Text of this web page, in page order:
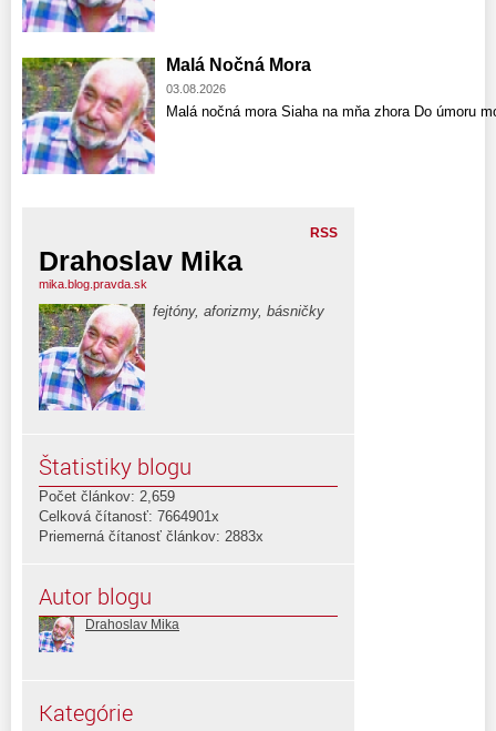
Malá Nočná Mora
03.08.2026
Malá nočná mora Siaha na mňa zhora Do úmoru
RSS
Drahoslav Mika
mika.blog.pravda.sk
fejtóny, aforizmy, básničky
Štatistiky blogu
Počet článkov: 2,659
Celková čítanosť: 7664901x
Priemerná čítanosť článkov: 2883x
Autor blogu
Drahoslav Mika
Kategórie